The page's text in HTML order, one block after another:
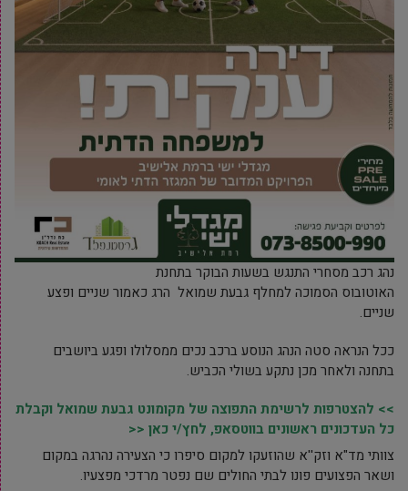
נהג רכב מסחרי התנגש בשעות הבוקר בתחנת
האוטובוס הסמוכה למחלף גבעת שמואל הרג כאמור שניים ופצע
שניים.
ככל הנראה סטה הנהג הנוסע ברכב נכים ממסלולו ופגע ביושבים
בתחנה ולאחר מכן נתקע בשולי הכביש.
>> להצטרפות לרשימת התפוצה של מקומונט גבעת שמואל וקבלת
כל העדכונים ראשונים בווטסאפ, לחץ/י כאן <<
צוותי מד"א וזק''א שהוזעקו למקום סיפרו כי הצעירה נהרגה במקום
ושאר הפצועים פונו לבתי החולים שם נפטר מרדכי מפצעיו.